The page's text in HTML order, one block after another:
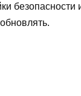
безопасности